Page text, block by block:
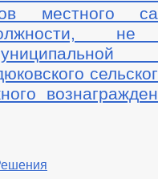
местного
не